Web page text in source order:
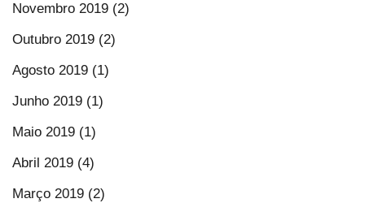
Novembro 2019 (2)
Outubro 2019 (2)
Agosto 2019 (1)
Junho 2019 (1)
Maio 2019 (1)
Abril 2019 (4)
Março 2019 (2)